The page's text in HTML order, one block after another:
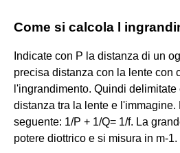
Come si calcola l
Indicate con P la distanza di un
precisa distanza con la lente con
l'ingrandimento. Quindi delimitate
distanza tra la lente e l'immagine.
seguente: 1/P + 1/Q= 1/f. La
potere diottrico e si misura in m-1.